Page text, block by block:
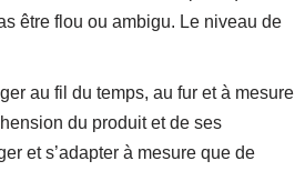
être flou ou ambigu. Le niveau de
au fil du temps, au fur et à mesure
du produit et de ses
et s’adapter à mesure que de